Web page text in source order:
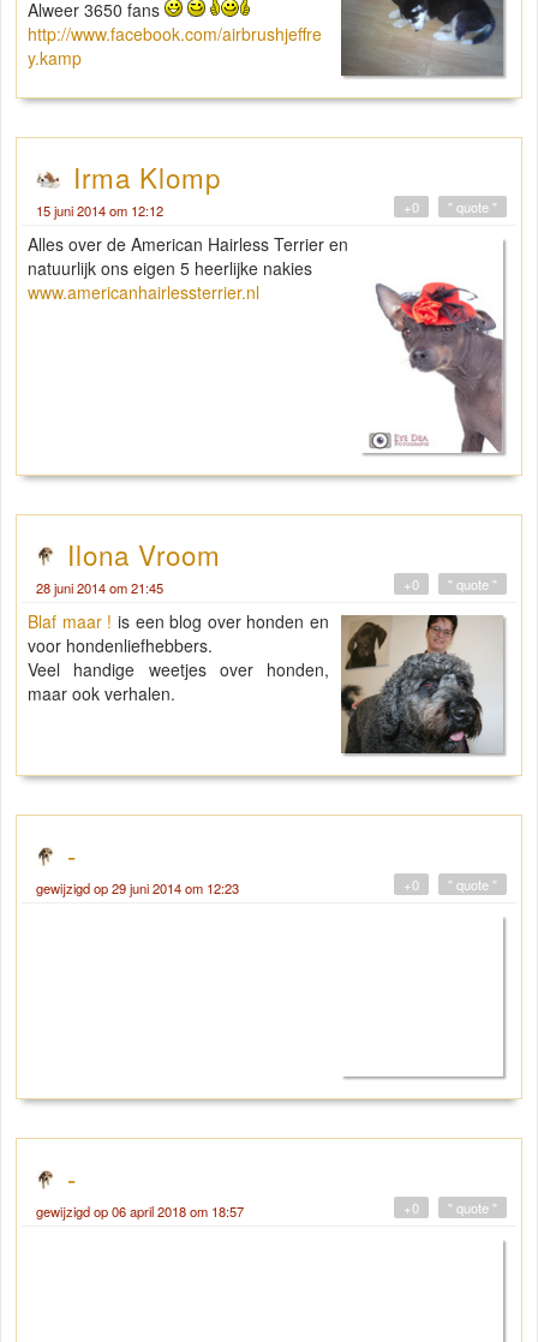
Alweer 3650 fans
http://www.facebook.com/airbrushjeffre
y.kamp
Irma Klomp
15 juni 2014 om 12:12 " quote "
+0
Alles over de American Hairless Terrier en
natuurlijk ons eigen 5 heerlijke nakies
www.americanhairlessterrier.nl
Ilona Vroom
28 juni 2014 om 21:45 " quote "
+0
Blaf maar ! is een blog over honden en
voor hondenliefhebbers.
Veel handige weetjes over honden,
maar ook verhalen.
-
gewijzigd op 29 juni 2014 om 12:23 " quote "
+0
-
gewijzigd op 06 april 2018 om 18:57 " quote "
+0